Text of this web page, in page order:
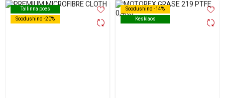
Tallinna poes
Soodushind -20%
Tallinna poes
Soodushind -20%
Soodushind -14%
Kesklaos
Soodushind -14%
Kesklaos